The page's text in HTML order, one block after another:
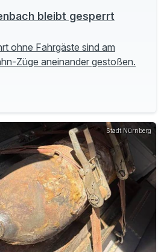
bleibt gesperrt
ohne Fahrgäste sind am
Züge aneinander gestoßen.
Stadt Nürnberg